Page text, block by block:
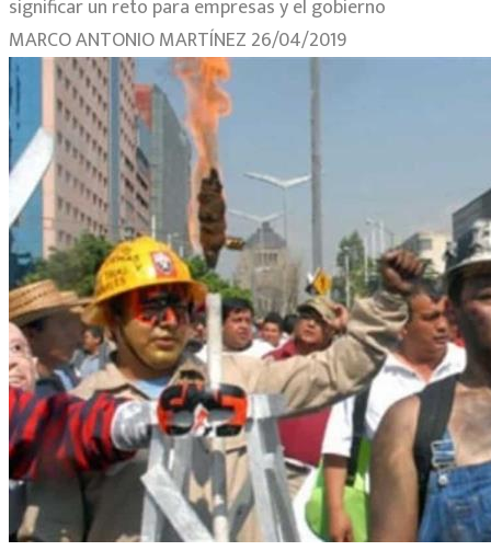
Abogados
Democráticos
significar un reto para empresas y el gobierno
MARCO ANTONIO MARTÍNEZ 26/04/2019